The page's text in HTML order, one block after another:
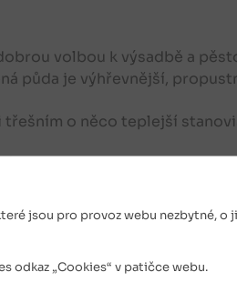
jsou pro provoz webu nezbytné, o
odkaz „Cookies“ v patičce webu.
volbou k výsadbě a
půda je výhřevnější,
o něco teplejší
dbát na pravidelný řez
poměrně typické.
úžeh. Vyžadují